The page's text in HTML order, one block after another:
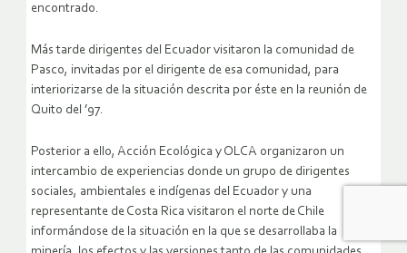
encontrado.
Más tarde dirigentes del Ecuador visitaron la comunidad de
Pasco, invitadas por el dirigente de esa comunidad, para
interiorizarse de la situación descrita por éste en la reunión de
Quito del ’97.
Posterior a ello, Acción Ecológica y OLCA organizaron un
intercambio de experiencias donde un grupo de dirigentes
sociales, ambientales e indígenas del Ecuador y una
representante de Costa Rica visitaron el norte de Chile
informándose de la situación en la que se desarrollaba la